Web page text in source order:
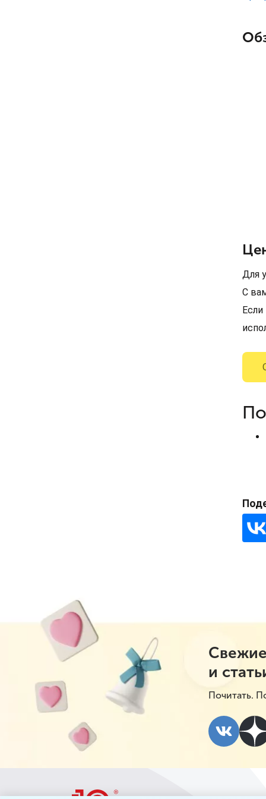
Для
С
и
Почитать.